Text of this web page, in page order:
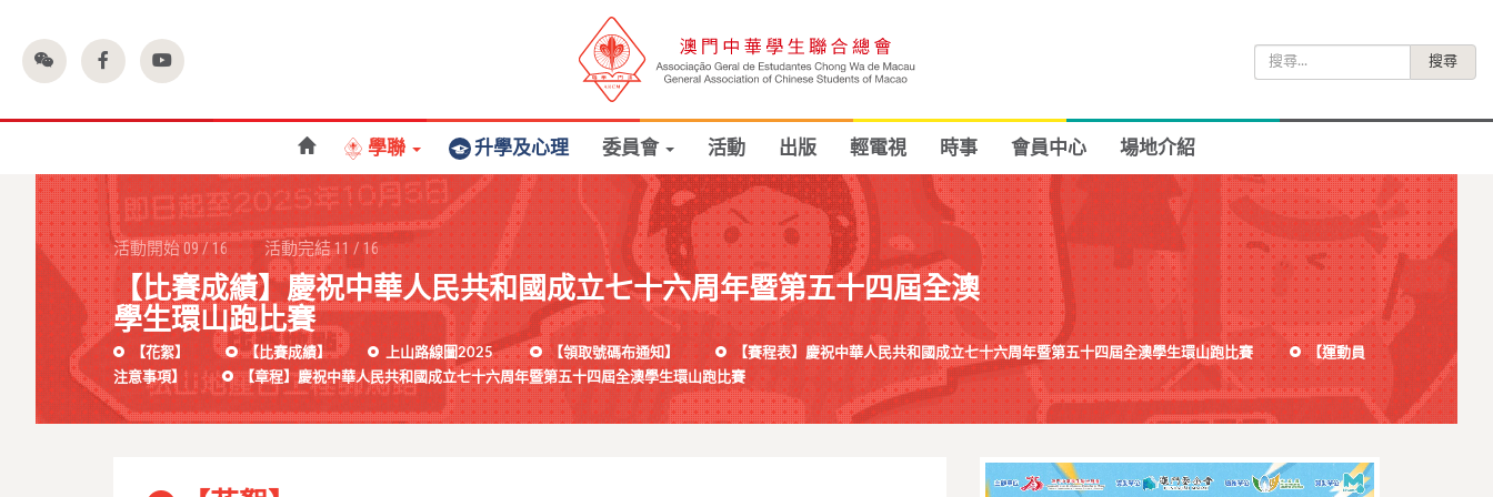
尋
學聯 升學及心理 委員會 活動 出版 輕電視 時事 會員中心 場地介紹
活動開始09/16 活動完結11/16
【比賽成績】慶祝中華人民共和國成立七十六周年暨第五十四屆全澳
學生環山跑比賽
【花絮】 【比賽成績】 上山路線圖2025 【領取號碼布通知】 【賽程表】慶祝中華人民共和國成立七十六周年暨第五十四屆全澳學生環山跑比賽
【運動員
注意事項】
【章程】慶祝中華人民共和國成立七十六周年暨第五十四屆全澳學生環山跑比賽